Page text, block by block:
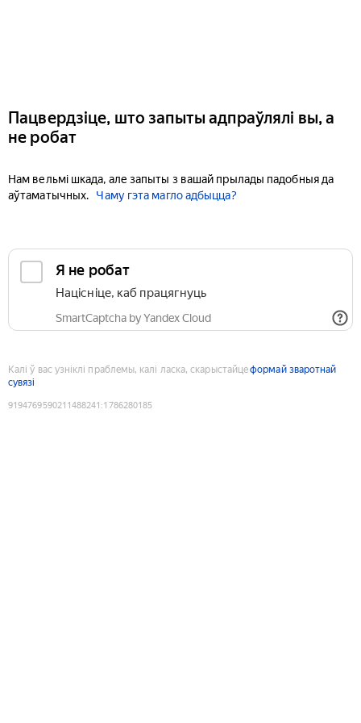
Пацвердзіце, што запыты адпраўлялі вы, а
не робат
Нам вельмі шкада, але запыты з вашай прылады падобныя да
аўтаматычных.
Чаму гэта магло адбыцца?
Я не робат
Націсніце, каб працягнуць
SmartCaptcha by Yandex Cloud
Калі ў вас узніклі праблемы, калі ласка, скарыстайцеформай зваротнай
сувязі
9194769590211488241 :1786280185